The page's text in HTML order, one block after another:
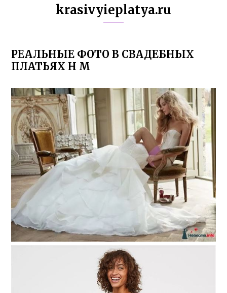
krasivyieplatya.ru
РЕАЛЬНЫЕ ФОТО В СВАДЕБНЫХ
ПЛАТЬЯХ H M